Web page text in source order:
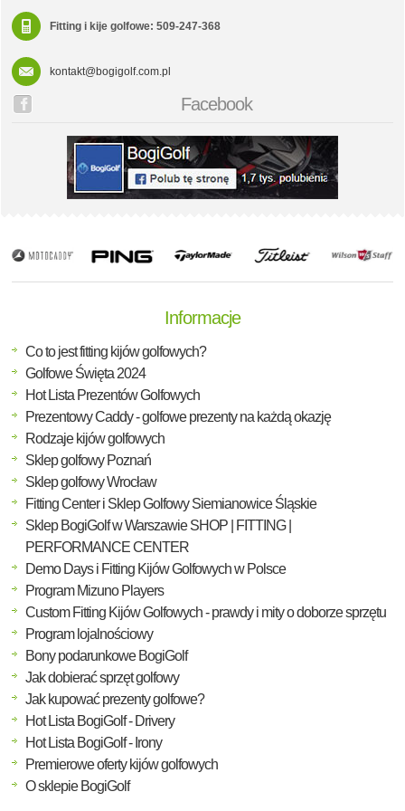
Fitting i kije golfowe: 509-247-368
kontakt@bogigolf.com.pl
Facebook
Informacje
Co to jest fitting kijów golfowych?
Golfowe Święta 2024
Hot Lista Prezentów Golfowych
Prezentowy Caddy - golfowe prezenty na każdą okazję
Rodzaje kijów golfowych
Sklep golfowy Poznań
Sklep golfowy Wrocław
Fitting Center i Sklep Golfowy Siemianowice Śląskie
Sklep BogiGolf w Warszawie SHOP | FITTING |
PERFORMANCE CENTER
Demo Days i Fitting Kijów Golfowych w Polsce
Program Mizuno Players
Custom Fitting Kijów Golfowych - prawdy i mity o doborze sprzętu
Program lojalnościowy
Bony podarunkowe BogiGolf
Jak dobierać sprzęt golfowy
Jak kupować prezenty golfowe?
Hot Lista BogiGolf - Drivery
Hot Lista BogiGolf - Irony
Premierowe oferty kijów golfowych
O sklepie BogiGolf